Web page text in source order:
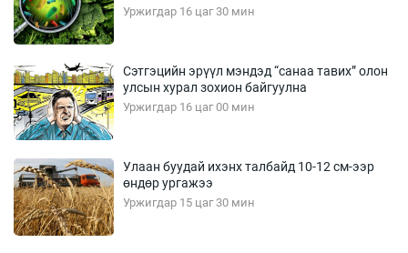
Уржигдар 16 цаг 30 мин
Сэтгэцийн эрүүл мэндэд “санаа тавих” олон
улсын хурал зохион байгуулна
Уржигдар 16 цаг 00 мин
Улаан буудай ихэнх талбайд 10-12 см-ээр
өндөр ургажээ
Уржигдар 15 цаг 30 мин